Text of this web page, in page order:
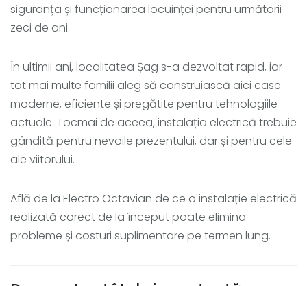
siguranța și funcționarea locuinței pentru următorii
zeci de ani.
În ultimii ani, localitatea Șag s-a dezvoltat rapid, iar
tot mai multe familii aleg să construiască aici case
moderne, eficiente și pregătite pentru tehnologiile
actuale. Tocmai de aceea, instalația electrică trebuie
gândită pentru nevoile prezentului, dar și pentru cele
ale viitorului.
Află de la Electro Octavian de ce o instalație electrică
realizată corect de la început poate elimina
probleme și costuri suplimentare pe termen lung.